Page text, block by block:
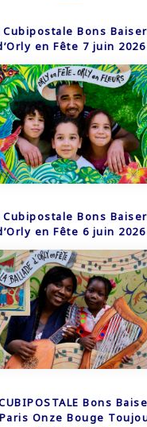
Cubipostale Bons
en Fête 7 juin 2026
Cubipostale Bons
en Fête 6 juin 2026
Bons
Onze Bouge